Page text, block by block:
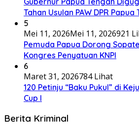
Tahan Usulan PAW DPR Papua
5
Mei 11, 2026Mei 11, 2026921
Pemuda Papua Dorong
Kongres Penyatuan KNPI
6
Maret 31, 2026784 Lihat
120 Petinju “Baku Pukul” di
Cup I
Berita Kriminal